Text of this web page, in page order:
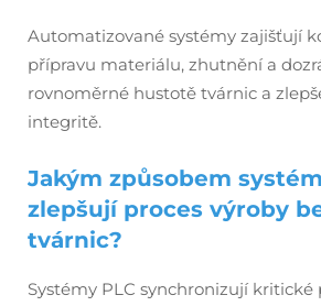
Automatizované systémy zajišťují
přípravu materiálu, zhutnění a
rovnoměrné hustotě tvárnic a
integritě.
Jakým způsobem
zlepšují proces výroby
tvárnic?
Systémy PLC synchronizují kritické